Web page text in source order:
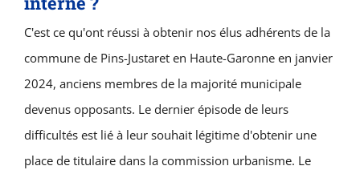
C'est ce qu'ont réussi à obtenir nos élus adhérents de la
commune de Pins-Justaret en Haute-Garonne en janvier
2024, anciens membres de la majorité municipale
devenus opposants. Le dernier épisode de leurs
difficultés est lié à leur souhait légitime d'obtenir une
place de titulaire dans la commission urbanisme. Le